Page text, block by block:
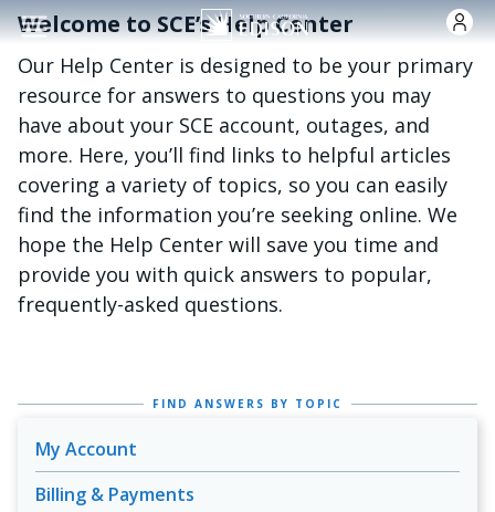
Nhảy đến nội dung
Welcome to SCE’s Help Center
Our Help Center is designed to be your primary
resource for answers to questions you may
have about your SCE account, outages, and
more. Here, you’ll find links to helpful articles
covering a variety of topics, so you can easily
find the information you’re seeking online. We
hope the Help Center will save you time and
provide you with quick answers to popular,
frequently-asked questions.
FIND ANSWERS BY TOPIC
My Account
Billing & Payments